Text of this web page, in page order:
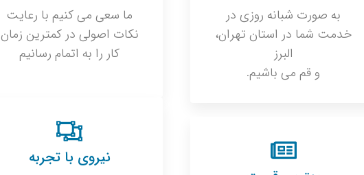
به صورت شبانه روزی در
خدمت شما در استان تهران،
البرز
و قم می باشیم.
ما سعی می کنیم با رعایت
نکات اصولی در کمترین زمان
کار را به اتمام رسانیم
نیروی با تجربه